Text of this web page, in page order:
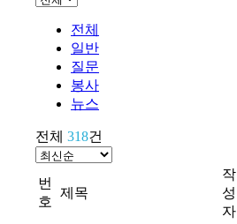
전체
일반
질문
봉사
뉴스
전체 318건
번
호
제목
작
성
자